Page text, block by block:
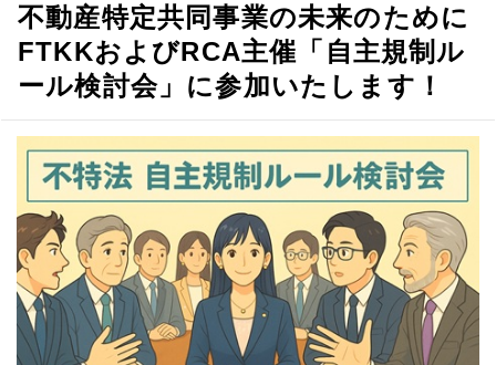
不動産特定共同事業の未来のために
FTKKおよびRCA主催「自主規制ル
ール検討会」に参加いたします！